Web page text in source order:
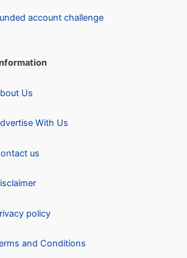
Funded account challenge
Information:
About Us
Advertise With Us
Contact us
Disclaimer
Privacy policy
Terms and Conditions